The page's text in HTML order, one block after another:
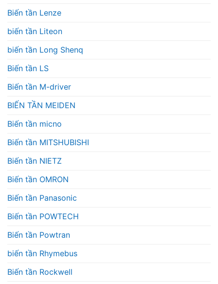
Biến tần Lenze
biến tần Liteon
biến tần Long Shenq
Biến tần LS
Biến tần M-driver
BIẾN TẦN MEIDEN
Biến tần micno
Biến tần MITSHUBISHI
Biến tần NIETZ
Biến tần OMRON
Biến tần Panasonic
Biến tần POWTECH
Biến tần Powtran
biến tần Rhymebus
Biến tần Rockwell